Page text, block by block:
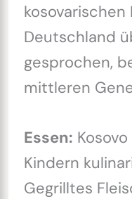
kosovarischen
Deutschland
gesprochen,
mittleren
Essen:
Kindern
Gegrilltes